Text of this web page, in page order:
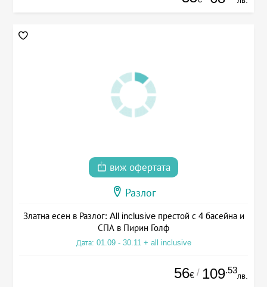
виж офертата
Разлог
Златна есен в Разлог: All inclusive престой с 4 басейна и
СПА в Пирин Голф
Дата: 01.09 - 30.11 + all inclusive
56€ / 109.53
лв.